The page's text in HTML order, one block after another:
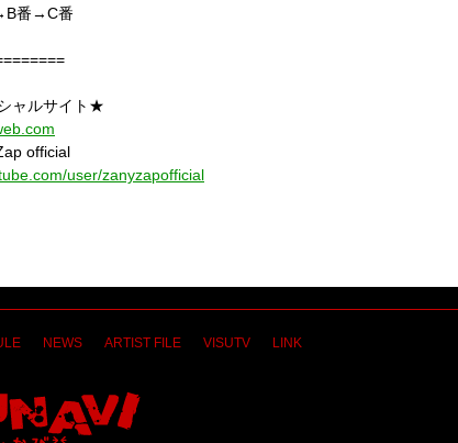
番→C番
ャルサイト★
official
user/zanyzapofficial
NEWS ARTIST FILE VISUTV LINK